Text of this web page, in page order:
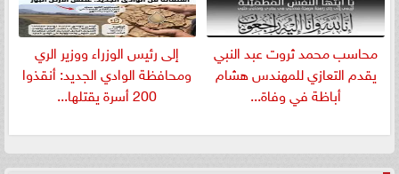
​محاسب محمد ثروت عبد النبي
يقدم التعازي للمهندس هشام
أباظة في وفاة...
إلى رئيس الوزراء ووزير الري
ومحافظة الوادي الجديد: أنقذوا
200 أسرة يقتلها...